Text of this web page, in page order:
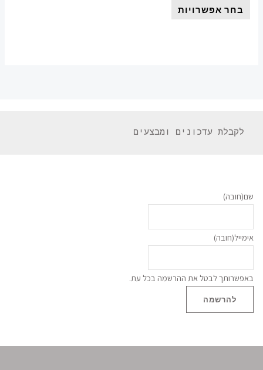
בחר אפשרויות
שם(חובה)
אימייל(חובה)
באפשרותך לבטל את ההרשמה בכל עת.
להרשמה